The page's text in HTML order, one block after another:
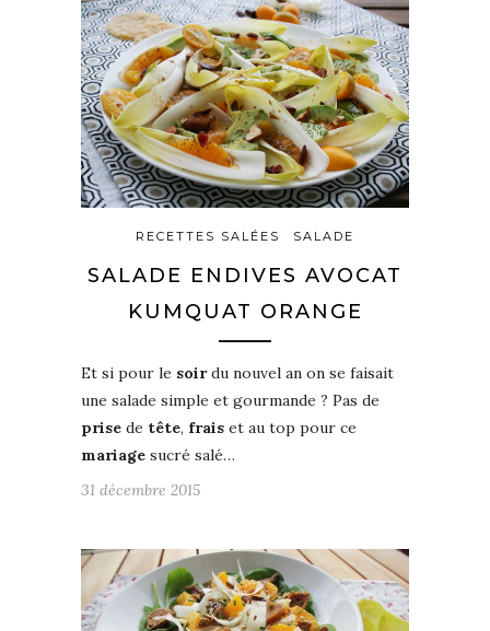
RECETTES SALÉES SALADE
SALADE ENDIVES AVOCAT
KUMQUAT ORANGE
Et si pour le soirdu nouvel an on se faisait
une salade simple et gourmande ? Pas de
prise de tête, frais et au top pour ce
mariage sucré salé…
31 décembre 2015